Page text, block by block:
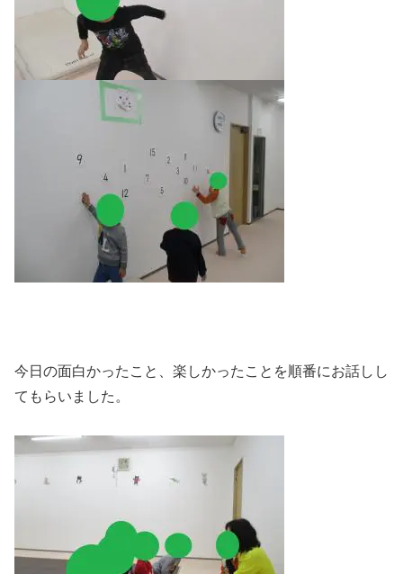
今日の面白かったこと、楽しかったことを順番にお話しし
てもらいました。